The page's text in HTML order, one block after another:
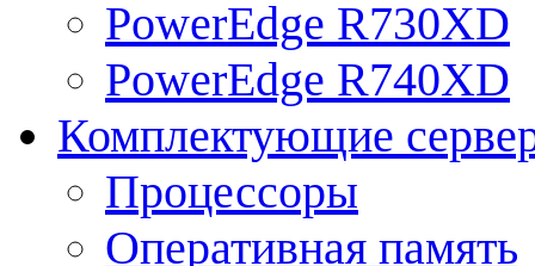
PowerEdge R730XD
PowerEdge R740XD
Комплектующие
Процессоры
Оперативная память